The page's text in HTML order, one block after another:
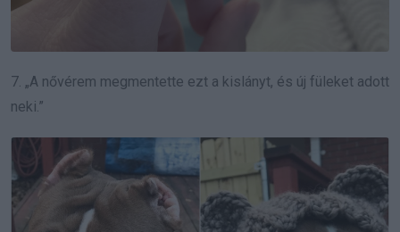
7. „A nővérem megmentette ezt a kislányt, és új füleket adott
neki.”